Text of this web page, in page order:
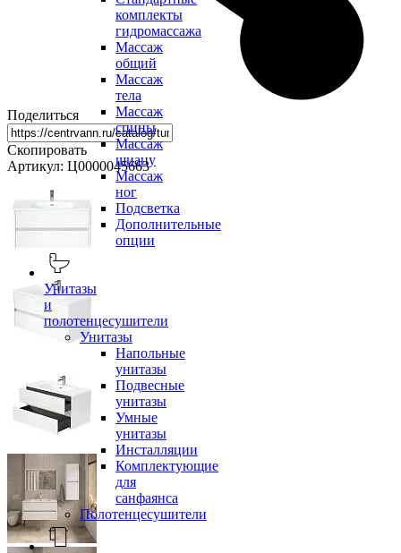
комплекты
гидромассажа
Массаж
общий
Массаж
тела
Массаж
спины
Массаж
шиацу
Массаж
ног
Подсветка
Дополнительные
опции
Унитазы
и
полотенцесушители
Унитазы
Напольные
унитазы
Подвесные
унитазы
Умные
унитазы
Инсталляции
Комплектующие
для
санфаянса
Полотенцесушители
Поделиться
Скопировать
Артикул: Ц0000045663